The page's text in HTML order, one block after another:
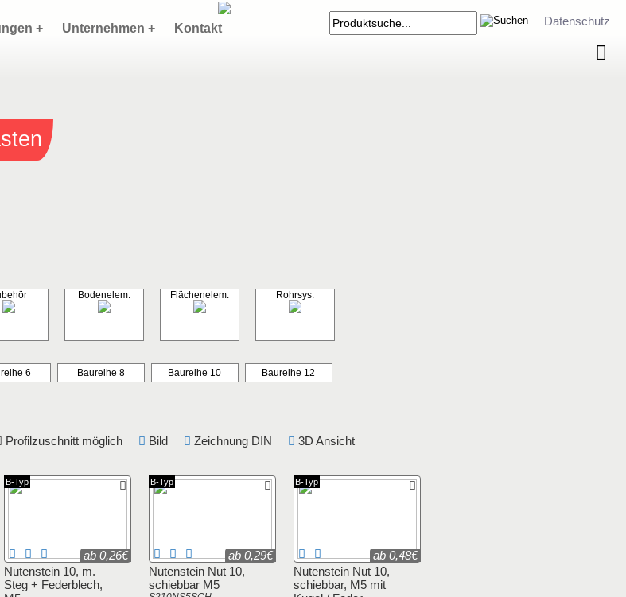
Datenschutz
+ Unternehmen + Kontakt
Bodenelem. Flächenelem. Rohrsys.
6 Baureihe 8 Baureihe 10 Baureihe 12
Profilzuschnitt möglich Bild Zeichnung DIN 3D Ansicht
Nutenstein 10, m.
Steg + Federblech,
ab 0,26€
B-Typ
Nutenstein Nut 10,
schiebbar M5
ab 0,29€
B-Typ
Nutenstein Nut 10,
schiebbar, M5 mit
ab 0,48€
B-Typ